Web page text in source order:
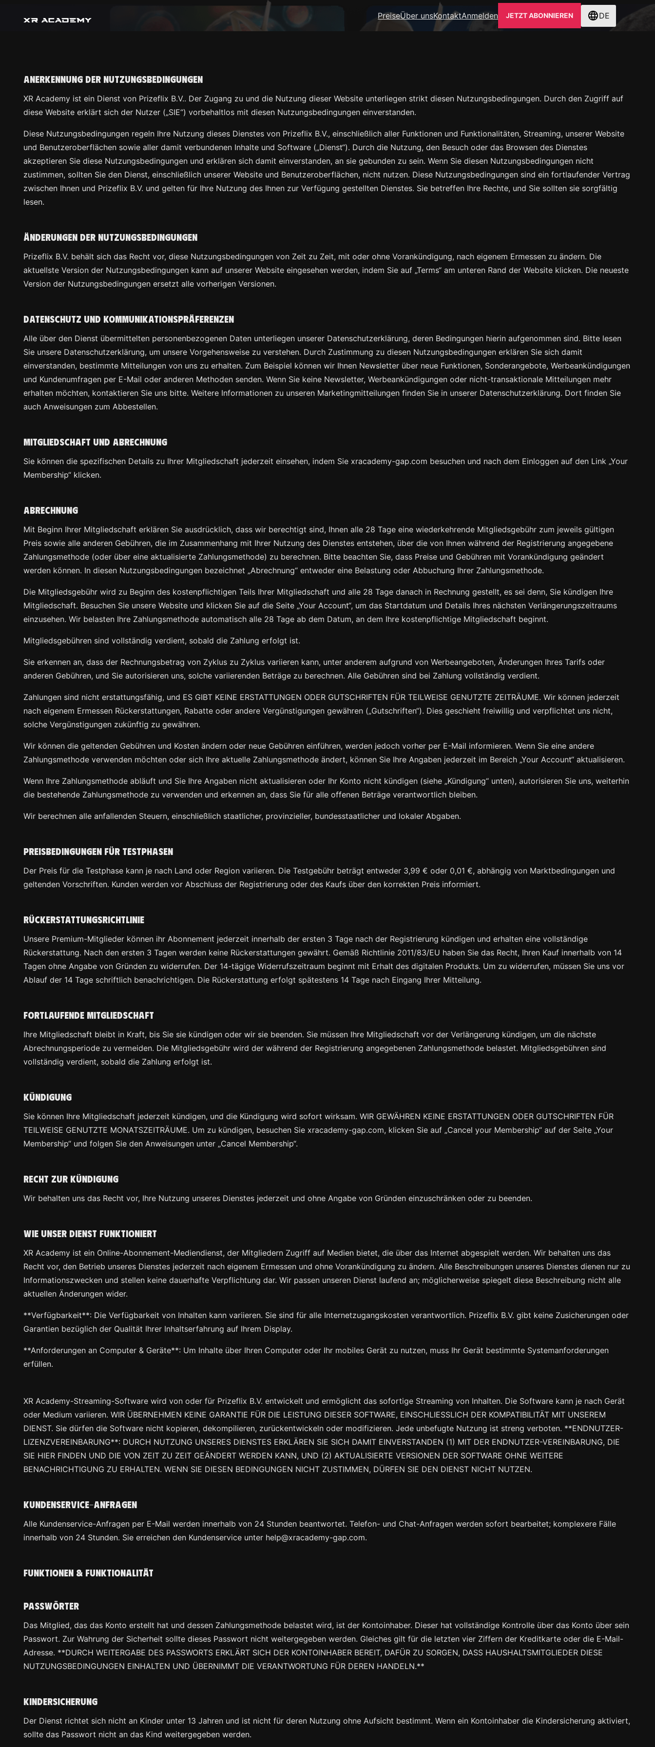
PreiseÜber unsKontaktAnmelden JETZT ABONNIEREN DE
Anerkennung der Nutzungsbedingungen
XR Academy ist ein Dienst von
. Der Zugang zu und die Nutzung dieser Website unterliegen strikt diesen Nutzungsbedingungen. Durch den Zugriff auf
diese Website erklärt sich der Nutzer („SIE“) vorbehaltlos mit diesen Nutzungsbedingungen einverstanden.
Diese Nutzungsbedingungen regeln Ihre Nutzung dieses Dienstes von
, einschließlich aller Funktionen und Funktionalitäten, Streaming, unserer Website
und Benutzeroberflächen sowie aller damit verbundenen Inhalte und Software („Dienst“). Durch die Nutzung, den Besuch oder das Browsen des Dienstes
akzeptieren Sie diese Nutzungsbedingungen und erklären sich damit einverstanden, an sie gebunden zu sein. Wenn Sie diesen Nutzungsbedingungen nicht
zustimmen, sollten Sie den Dienst, einschließlich unserer Website und Benutzeroberflächen, nicht nutzen. Diese Nutzungsbedingungen sind ein fortlaufender Vertrag
zwischen Ihnen und
und gelten für Ihre Nutzung des Ihnen zur Verfügung gestellten Dienstes. Sie betreffen Ihre Rechte, und Sie sollten sie sorgfältig
lesen.
Änderungen der Nutzungsbedingungen
behält sich das Recht vor, diese Nutzungsbedingungen von Zeit zu Zeit, mit oder ohne Vorankündigung, nach eigenem Ermessen zu ändern. Die
aktuellste Version der Nutzungsbedingungen kann auf unserer Website eingesehen werden, indem Sie auf „Terms“ am unteren Rand der Website klicken. Die neueste
Version der Nutzungsbedingungen ersetzt alle vorherigen Versionen.
Datenschutz und Kommunikationspräferenzen
Alle über den Dienst übermittelten personenbezogenen Daten unterliegen unserer Datenschutzerklärung, deren Bedingungen hierin aufgenommen sind. Bitte lesen
Sie unsere Datenschutzerklärung, um unsere Vorgehensweise zu verstehen. Durch Zustimmung zu diesen Nutzungsbedingungen erklären Sie sich damit
einverstanden, bestimmte Mitteilungen von uns zu erhalten. Zum Beispiel können wir Ihnen Newsletter über neue Funktionen, Sonderangebote, Werbeankündigungen
und Kundenumfragen per E-Mail oder anderen Methoden senden. Wenn Sie keine Newsletter, Werbeankündigungen oder nicht-transaktionale Mitteilungen mehr
erhalten möchten, kontaktieren Sie uns bitte. Weitere Informationen zu unseren Marketingmitteilungen finden Sie in unserer Datenschutzerklärung. Dort finden Sie
auch Anweisungen zum Abbestellen.
Mitgliedschaft und Abrechnung
Sie können die spezifischen Details zu Ihrer Mitgliedschaft jederzeit einsehen, indem Sie xracademy-gap.com besuchen und nach dem Einloggen auf den Link „Your
Membership“ klicken.
Abrechnung
Mit Beginn Ihrer Mitgliedschaft erklären Sie ausdrücklich, dass wir berechtigt sind, Ihnen alle 28 Tage eine wiederkehrende Mitgliedsgebühr zum jeweils gültigen
Preis sowie alle anderen Gebühren, die im Zusammenhang mit Ihrer Nutzung des Dienstes entstehen, über die von Ihnen während der Registrierung angegebene
Zahlungsmethode (oder über eine aktualisierte Zahlungsmethode) zu berechnen. Bitte beachten Sie, dass Preise und Gebühren mit Vorankündigung geändert
werden können. In diesen Nutzungsbedingungen bezeichnet „Abrechnung“ entweder eine Belastung oder Abbuchung Ihrer Zahlungsmethode.
Die Mitgliedsgebühr wird zu Beginn des kostenpflichtigen Teils Ihrer Mitgliedschaft und alle 28 Tage danach in Rechnung gestellt, es sei denn, Sie kündigen Ihre
Mitgliedschaft. Besuchen Sie unsere Website und klicken Sie auf die Seite „Your Account“, um das Startdatum und Details Ihres nächsten Verlängerungszeitraums
einzusehen. Wir belasten Ihre Zahlungsmethode automatisch alle 28 Tage ab dem Datum, an dem Ihre kostenpflichtige Mitgliedschaft beginnt.
Mitgliedsgebühren sind vollständig verdient, sobald die Zahlung erfolgt ist.
Sie erkennen an, dass der Rechnungsbetrag von Zyklus zu Zyklus variieren kann, unter anderem aufgrund von Werbeangeboten, Änderungen Ihres Tarifs oder
anderen Gebühren, und Sie autorisieren uns, solche variierenden Beträge zu berechnen. Alle Gebühren sind bei Zahlung vollständig verdient.
Zahlungen sind nicht erstattungsfähig, und ES GIBT KEINE ERSTATTUNGEN ODER GUTSCHRIFTEN FÜR TEILWEISE GENUTZTE ZEITRÄUME. Wir können jederzeit
nach eigenem Ermessen Rückerstattungen, Rabatte oder andere Vergünstigungen gewähren („Gutschriften“). Dies geschieht freiwillig und verpflichtet uns nicht,
solche Vergünstigungen zukünftig zu gewähren.
Wir können die geltenden Gebühren und Kosten ändern oder neue Gebühren einführen, werden jedoch vorher per E-Mail informieren. Wenn Sie eine andere
Zahlungsmethode verwenden möchten oder sich Ihre aktuelle Zahlungsmethode ändert, können Sie Ihre Angaben jederzeit im Bereich „Your Account“ aktualisieren.
Wenn Ihre Zahlungsmethode abläuft und Sie Ihre Angaben nicht aktualisieren oder Ihr Konto nicht kündigen (siehe „Kündigung“ unten), autorisieren Sie uns, weiterhin
die bestehende Zahlungsmethode zu verwenden und erkennen an, dass Sie für alle offenen Beträge verantwortlich bleiben.
Wir berechnen alle anfallenden Steuern, einschließlich staatlicher, provinzieller, bundesstaatlicher und lokaler Abgaben.
Preisbedingungen für Testphasen
Der Preis für die Testphase kann je nach Land oder Region variieren. Die Testgebühr beträgt entweder 3,99 € oder 0,01 €, abhängig von Marktbedingungen und
geltenden Vorschriften. Kunden werden vor Abschluss der Registrierung oder des Kaufs über den korrekten Preis informiert.
Rückerstattungsrichtlinie
Unsere Premium-Mitglieder können ihr Abonnement jederzeit innerhalb der ersten 3 Tage nach der Registrierung kündigen und erhalten eine vollständige
Rückerstattung. Nach den ersten 3 Tagen werden keine Rückerstattungen gewährt. Gemäß Richtlinie 2011/83/EU haben Sie das Recht, Ihren Kauf innerhalb von 14
Tagen ohne Angabe von Gründen zu widerrufen. Der 14-tägige Widerrufszeitraum beginnt mit Erhalt des digitalen Produkts. Um zu widerrufen, müssen Sie uns vor
Ablauf der 14 Tage schriftlich benachrichtigen. Die Rückerstattung erfolgt spätestens 14 Tage nach Eingang Ihrer Mitteilung.
Fortlaufende Mitgliedschaft
Ihre Mitgliedschaft bleibt in Kraft, bis Sie sie kündigen oder wir sie beenden. Sie müssen Ihre Mitgliedschaft vor der Verlängerung kündigen, um die nächste
Abrechnungsperiode zu vermeiden. Die Mitgliedsgebühr wird der während der Registrierung angegebenen Zahlungsmethode belastet. Mitgliedsgebühren sind
vollständig verdient, sobald die Zahlung erfolgt ist.
Kündigung
Sie können Ihre Mitgliedschaft jederzeit kündigen, und die Kündigung wird sofort wirksam. WIR GEWÄHREN KEINE ERSTATTUNGEN ODER GUTSCHRIFTEN FÜR
TEILWEISE GENUTZTE MONATSZEITRÄUME. Um zu kündigen, besuchen Sie xracademy-gap.com, klicken Sie auf „Cancel your Membership“ auf der Seite „Your
Membership“ und folgen Sie den Anweisungen unter „Cancel Membership“.
Recht zur Kündigung
Wir behalten uns das Recht vor, Ihre Nutzung unseres Dienstes jederzeit und ohne Angabe von Gründen einzuschränken oder zu beenden.
Wie unser Dienst funktioniert
XR Academy ist ein Online-Abonnement-Mediendienst, der Mitgliedern Zugriff auf Medien bietet, die über das Internet abgespielt werden. Wir behalten uns das
Recht vor, den Betrieb unseres Dienstes jederzeit nach eigenem Ermessen und ohne Vorankündigung zu ändern. Alle Beschreibungen unseres Dienstes dienen nur zu
Informationszwecken und stellen keine dauerhafte Verpflichtung dar. Wir passen unseren Dienst laufend an; möglicherweise spiegelt diese Beschreibung nicht alle
aktuellen Änderungen wider.
**Verfügbarkeit**: Die Verfügbarkeit von Inhalten kann variieren. Sie sind für alle Internetzugangskosten verantwortlich.
gibt keine Zusicherungen oder
Garantien bezüglich der Qualität Ihrer Inhaltserfahrung auf Ihrem Display.
**Anforderungen an Computer & Geräte**: Um Inhalte über Ihren Computer oder Ihr mobiles Gerät zu nutzen, muss Ihr Gerät bestimmte Systemanforderungen
erfüllen.
XR Academy-Streaming-Software wird von oder für
entwickelt und ermöglicht das sofortige Streaming von Inhalten. Die Software kann je nach Gerät
oder Medium variieren. WIR ÜBERNEHMEN KEINE GARANTIE FÜR DIE LEISTUNG DIESER SOFTWARE, EINSCHLIESSLICH DER KOMPATIBILITÄT MIT UNSEREM
DIENST. Sie dürfen die Software nicht kopieren, dekompilieren, zurückentwickeln oder modifizieren. Jede unbefugte Nutzung ist streng verboten. **ENDNUTZER-
LIZENZVEREINBARUNG**: DURCH NUTZUNG UNSERES DIENSTES ERKLÄREN SIE SICH DAMIT EINVERSTANDEN (1) MIT DER ENDNUTZER-VEREINBARUNG, DIE
SIE HIER FINDEN UND DIE VON ZEIT ZU ZEIT GEÄNDERT WERDEN KANN, UND (2) AKTUALISIERTE VERSIONEN DER SOFTWARE OHNE WEITERE
BENACHRICHTIGUNG ZU ERHALTEN. WENN SIE DIESEN BEDINGUNGEN NICHT ZUSTIMMEN, DÜRFEN SIE DEN DIENST NICHT NUTZEN.
Kundenservice-Anfragen
Alle Kundenservice-Anfragen per E-Mail werden innerhalb von 24 Stunden beantwortet. Telefon- und Chat-Anfragen werden sofort bearbeitet; komplexere Fälle
innerhalb von 24 Stunden. Sie erreichen den Kundenservice unter help@xracademy-gap.com.
Funktionen & Funktionalität
Passwörter
Das Mitglied, das das Konto erstellt hat und dessen Zahlungsmethode belastet wird, ist der Kontoinhaber. Dieser hat vollständige Kontrolle über das Konto über sein
Passwort. Zur Wahrung der Sicherheit sollte dieses Passwort nicht weitergegeben werden. Gleiches gilt für die letzten vier Ziffern der Kreditkarte oder die E-Mail-
Adresse. **DURCH WEITERGABE DES PASSWORTS ERKLÄRT SICH DER KONTOINHABER BEREIT, DAFÜR ZU SORGEN, DASS HAUSHALTSMITGLIEDER DIESE
NUTZUNGSBEDINGUNGEN EINHALTEN UND ÜBERNIMMT DIE VERANTWORTUNG FÜR DEREN HANDELN.**
Kindersicherung
Der Dienst richtet sich nicht an Kinder unter 13 Jahren und ist nicht für deren Nutzung ohne Aufsicht bestimmt. Wenn ein Kontoinhaber die Kindersicherung aktiviert,
sollte das Passwort nicht an das Kind weitergegeben werden.